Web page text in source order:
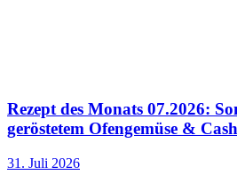
Rezept des Monats 07.2026:
geröstetem Ofengemüse &
31. Juli 2026